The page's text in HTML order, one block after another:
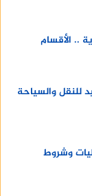
.. الأقسام
للنقل والسياحة
وشروط